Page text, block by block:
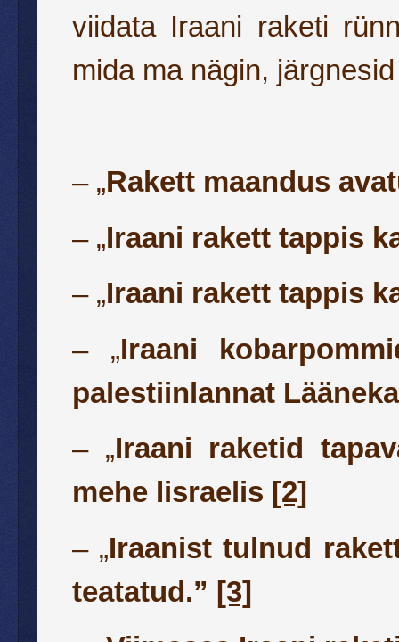
viidata Iraani raketi
mida ma nägin,
– „Rakett maandus
– „Iraani rakett tappis
– „Iraani rakett tappis
– „Iraani
palestiinlannat
– „Iraani raketid
mehe Iisraelis [2]
– „Iraanist tulnud
teatatud.” [3]